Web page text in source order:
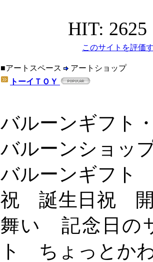
HIT: 2625
このサイトを評価
■アートスペース
アートショップ
トーイＴＯＹ
バルーンギフト
バルーンショッ
バルーンギフ
祝 誕生日祝
舞い 記念日の
ト ちょっとか